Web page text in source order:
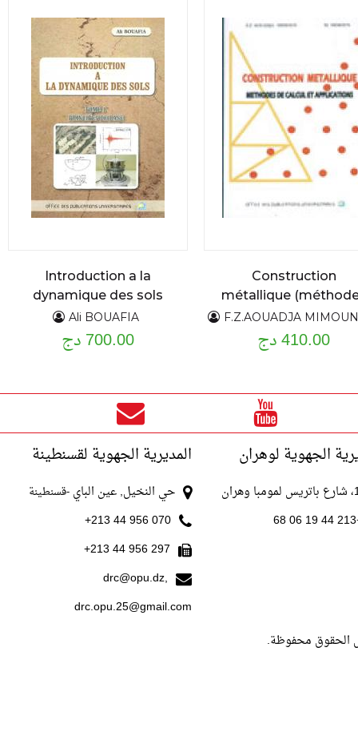
Construction
métallique
de calcul et
applications )
F.Z.AOUADJA MIMOUN
410.00 دج
Introduction a la
dynamique des sols
Tome 1 (principe de
base)
Ali BOUAFIA
700.00 دج
الجهوية لوهران المديرية الجهوية لقسنطينة
حي النخيل, عين الباي -قسنطينة
070 956 44 213+
297 956 44 213+
drc@opu.dz,
drc.opu.25@gmail.com
الحقوق محفوظة.